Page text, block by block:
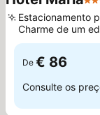
3
Estacionamento
Charme de um
De € 86
Consulte os